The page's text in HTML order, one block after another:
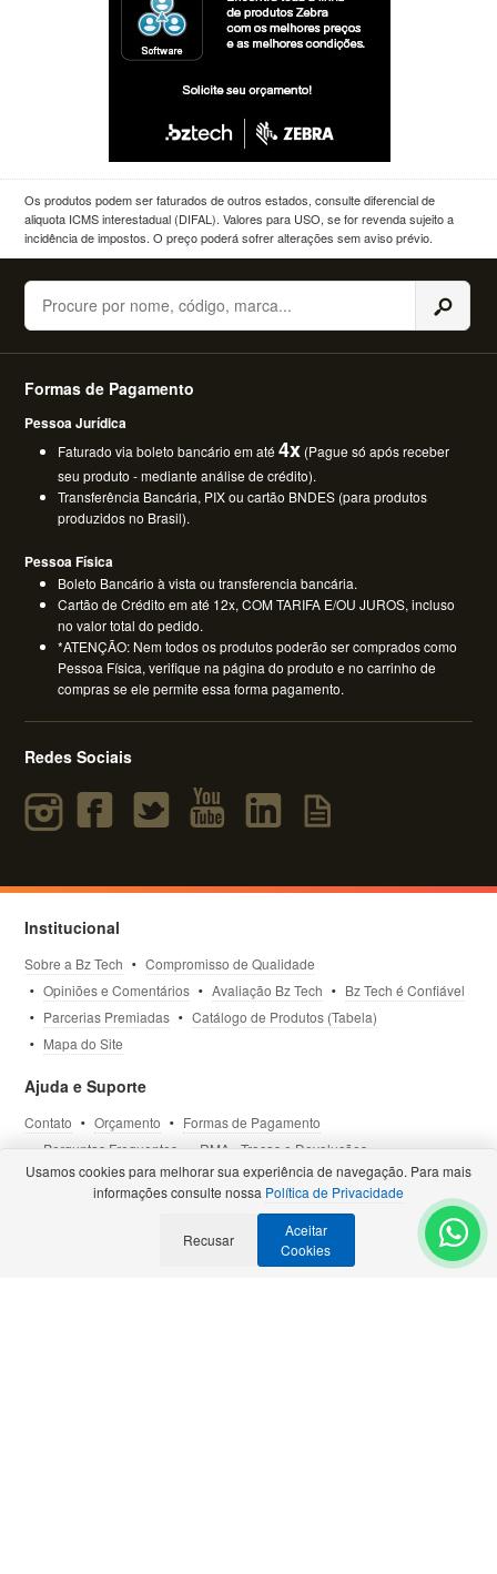
Os produtos podem ser faturados de outros estados, consulte diferencial de
aliquota ICMS interestadual (DIFAL). Valores para USO, se for revenda sujeito a
incidência de impostos. O preço poderá sofrer alterações sem aviso prévio.
Buscar
Formas de Pagamento
Pessoa Jurídica
Faturado via boleto bancário em até4x (Pague só após receber
seu produto - mediante análise de crédito).
Transferência Bancária, PIX ou cartão BNDES (para produtos
produzidos no Brasil).
Pessoa Física
Boleto Bancário à vista ou transferencia bancária.
Cartão de Crédito em até 12x, COM TARIFA E/OU JUROS, incluso
no valor total do pedido.
*ATENÇÃO: Nem todos os produtos poderão ser comprados como
Pessoa Física, verifique na página do produto e no carrinho de
compras se ele permite essa forma pagamento.
Redes Sociais
Institucional
Sobre a Bz Tech
Compromisso de Qualidade
Opiniões e Comentários
Avaliação Bz Tech
Bz Tech é Confiável
Parcerias Premiadas
Catálogo de Produtos (Tabela)
Mapa do Site
Ajuda e Suporte
Contato Orçamento
Formas de Pagamento
Perguntas Frequentes
RMA - Trocas e Devoluções
Política de Privacidade
Termos de Uso Site Seguro
Selos e Certificações- Veja todas as Parcerias Premiadas
Usamos cookies para melhorar sua experiência de navegação. Para mais
informações consulte nossa Política de Privacidade
Recusar
Aceitar
Cookies